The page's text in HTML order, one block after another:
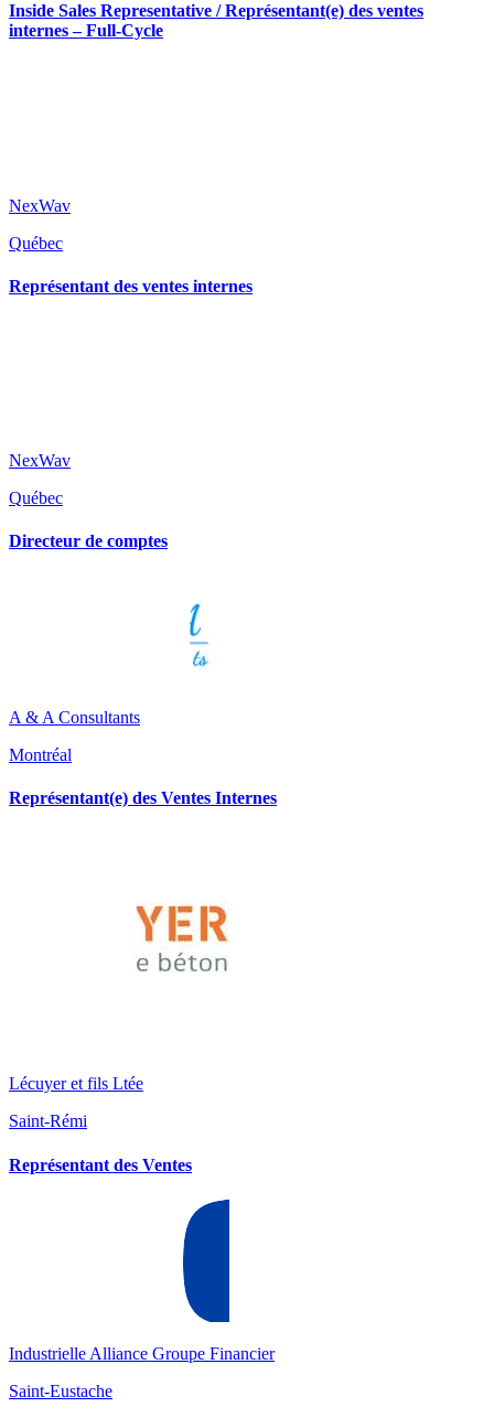
Inside Sales Representative / Représentant(e) des ventes
internes – Full-Cycle
NexWav
Québec
Représentant des ventes internes
NexWav
Québec
Directeur de comptes
A & A Consultants
Montréal
Représentant(e) des Ventes Internes
Lécuyer et fils Ltée
Saint-Rémi
Représentant des Ventes
Industrielle Alliance Groupe Financier
Saint-Eustache